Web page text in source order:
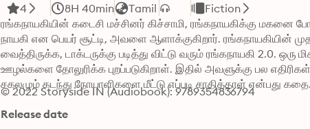
4 8H 40min Tamil
Fiction
ரங்கநாயகியின் கடைசி மச்சினர் கிச்சாமி, ரங்கநாயகிக்கு
நாயகி என பெயர் சூட்டி, அவளை ஆளாக்குகிறார். ரங்கநாயகியின்
வைத்திருக்க, டாக்டருக்கு படித்து விட்டு வரும் ரங்கநாயகி 2.0. ஒரு
ஊழல்களை தோலுரிக்க புறப்படுகிறாள். இதில் அவளுக்கு பல
சகலமும் கடந்து நோயாளிகளை மீட்டு எப்படி சாதித்தாள் என்பது
© 2022 Storyside IN (Audiobook): 9789354836794
Release date